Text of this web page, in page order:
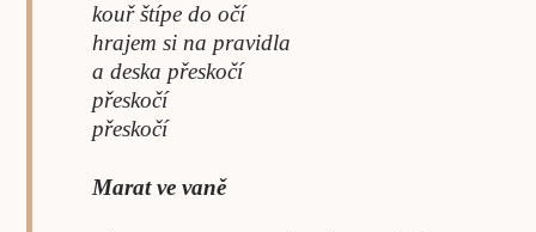
kouř štípe do očí
hrajem si na pravidla
a deska přeskočí
přeskočí
přeskočí
Marat ve vaně